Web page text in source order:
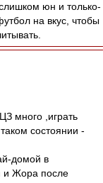
юн и только-
на вкус, чтобы
много ,играть
состоянии -
домой в
и Жора после